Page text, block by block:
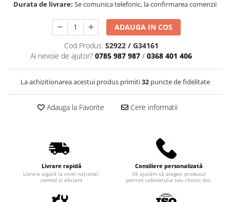
Echipamente de urgenta
Electrocardiografe
Electrocautere
Unit ORL
Endoscoape
Freze AlgerBrush II
Fundus Camera
Glucometre
Truse perfuzie
Durata de livrare: Se comunica telefonic, la confirmarea comenzii
ADAUGA IN COS
Cod Produs: S2922 / G34161
Ai nevoie de ajutor? 0785 987 987 / 0368 401 406
La achizitionarea acestui produs primiti32puncte de fidelitate
Adauga la Favorite Cere informatii
Livrare rapidă
Livrare sigură la nivel național,
comod și eficient
Consiliere personalizată
Vă ajutăm să alegeți produsul
potrivit cabinetului sau clinicii dvs.